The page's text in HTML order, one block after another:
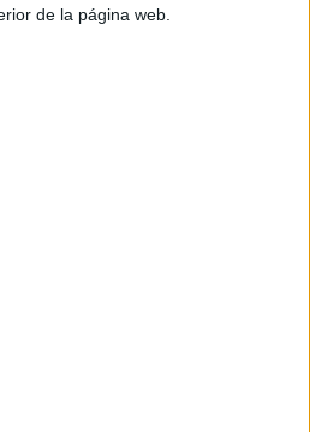
de la página web.